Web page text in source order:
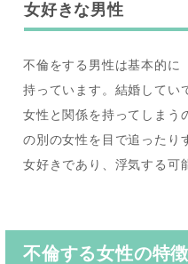
女好きな男性
不倫をする男性は基本的に
持っています。結婚してい
女性と関係を持ってしまう
の別の女性を目で追ったり
女好きであり、浮気する可
不倫する女性の特